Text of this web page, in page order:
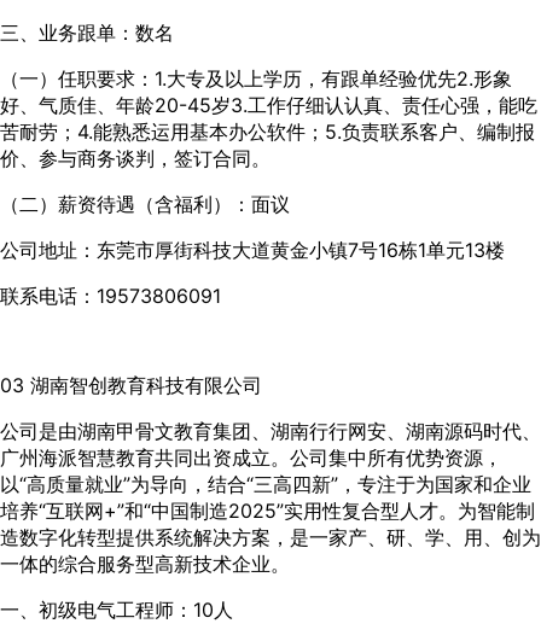
三、业务跟单：数名
（一）任职要求：1.大专及以上学历，有跟单经验优先2.形象
好、气质佳、年龄20-45岁3.工作仔细认认真、责任心强，能吃
苦耐劳；4.能熟悉运用基本办公软件；5.负责联系客户、编制报
价、参与商务谈判，签订合同。
（二）薪资待遇（含福利）：面议
公司地址：东莞市厚街科技大道黄金小镇7号16栋1单元13楼
联系电话：19573806091
03 湖南智创教育科技有限公司
公司是由湖南甲骨文教育集团、湖南行行网安、湖南源码时代、
广州海派智慧教育共同出资成立。公司集中所有优势资源，
以“高质量就业”为导向，结合“三高四新”，专注于为国家和企业
培养“互联网+”和“中国制造2025”实用性复合型人才。为智能制
造数字化转型提供系统解决方案，是一家产、研、学、用、创为
一体的综合服务型高新技术企业。
一、初级电气工程师：10人